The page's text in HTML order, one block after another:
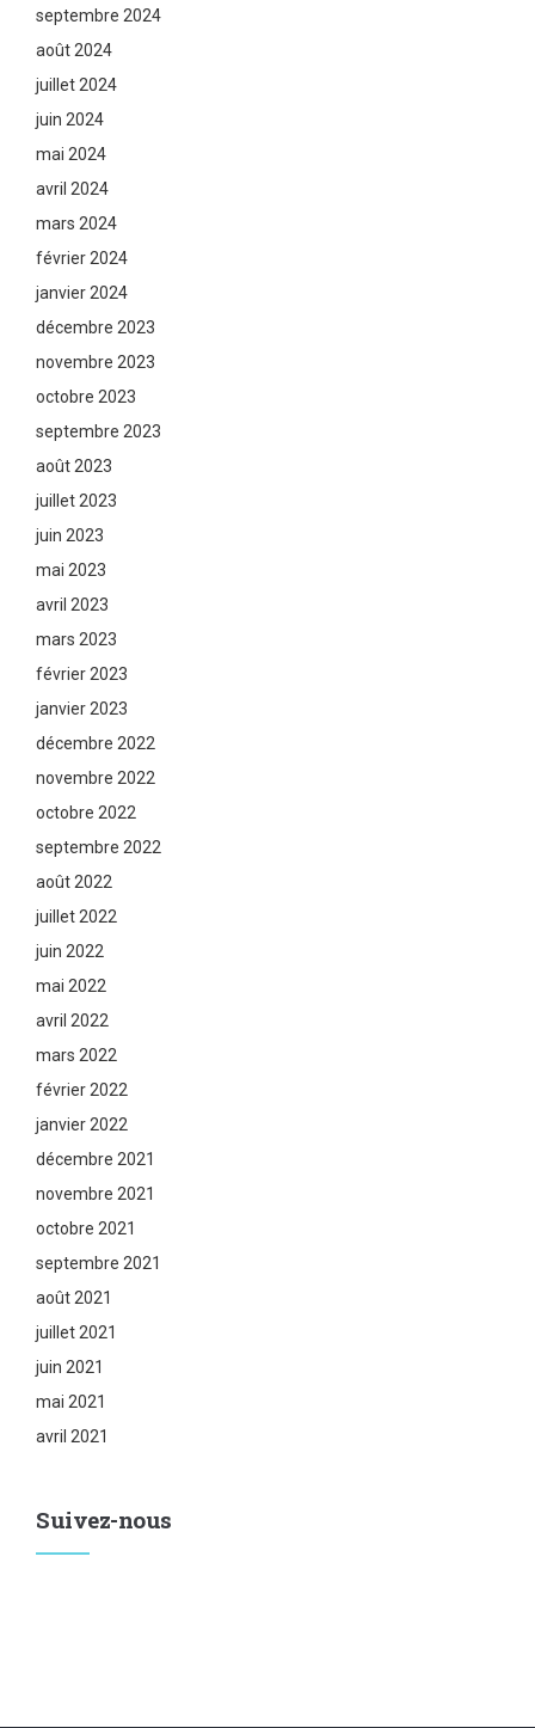
septembre 2024
août 2024
juillet 2024
juin 2024
mai 2024
avril 2024
mars 2024
février 2024
janvier 2024
décembre 2023
novembre 2023
octobre 2023
septembre 2023
août 2023
juillet 2023
juin 2023
mai 2023
avril 2023
mars 2023
février 2023
janvier 2023
décembre 2022
novembre 2022
octobre 2022
septembre 2022
août 2022
juillet 2022
juin 2022
mai 2022
avril 2022
mars 2022
février 2022
janvier 2022
décembre 2021
novembre 2021
octobre 2021
septembre 2021
août 2021
juillet 2021
juin 2021
mai 2021
avril 2021
Suivez-nous